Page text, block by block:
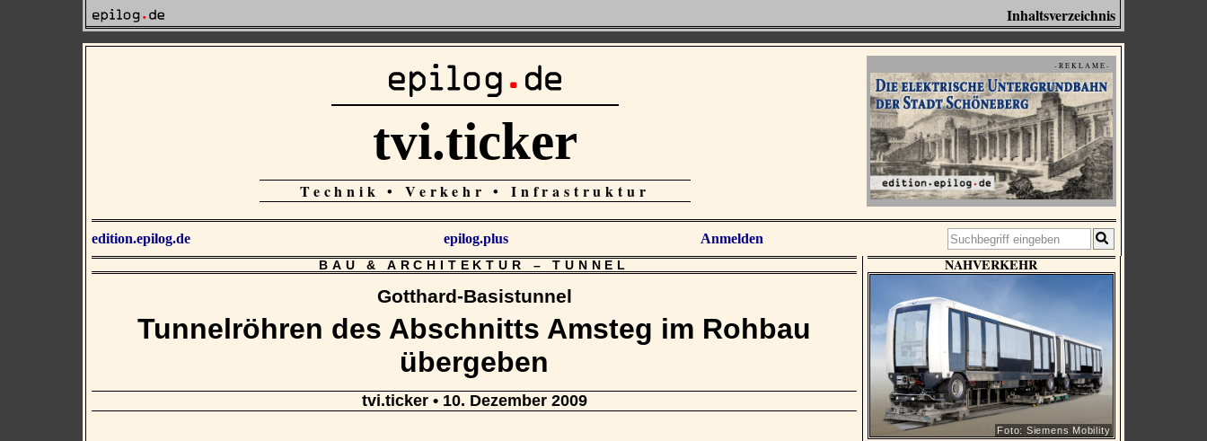
Inhaltsverzeichnis
tvi.ticker
Technik • Verkehr • Infrastruktur
- R E K L A M E -
edition.epilog.de epilog.plus Anmelden
BAU & ARCHITEKTUR –TUNNEL
Gotthard-Basistunnel
Tunnelröhren des Abschnitts Amsteg im Rohbau
übergeben
tvi.ticker• 10. Dezember 2009
NAHVERKEHR
Foto: Siemens Mobility